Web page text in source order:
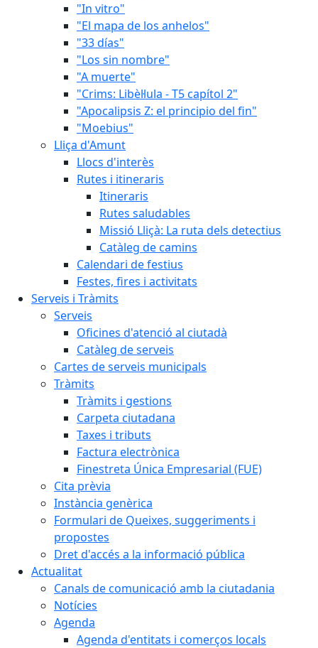
"In vitro"
"El mapa de los anhelos"
"33 días"
"Los sin nombre"
"A muerte"
"Crims: Libèl·lula - T5 capítol 2"
"Apocalipsis Z: el principio del fin"
"Moebius"
Lliça d'Amunt
Llocs d'interès
Rutes i itineraris
Itineraris
Rutes saludables
Missió Lliçà: La ruta dels detectius
Catàleg de camins
Calendari de festius
Festes, fires i activitats
Serveis i Tràmits
Serveis
Oficines d'atenció al ciutadà
Catàleg de serveis
Cartes de serveis municipals
Tràmits
Tràmits i gestions
Carpeta ciutadana
Taxes i tributs
Factura electrònica
Finestreta Única Empresarial (FUE)
Cita prèvia
Instància genèrica
Formulari de Queixes, suggeriments i
propostes
Dret d'accés a la informació pública
Actualitat
Canals de comunicació amb la ciutadania
Notícies
Agenda
Agenda d'entitats i comerços locals